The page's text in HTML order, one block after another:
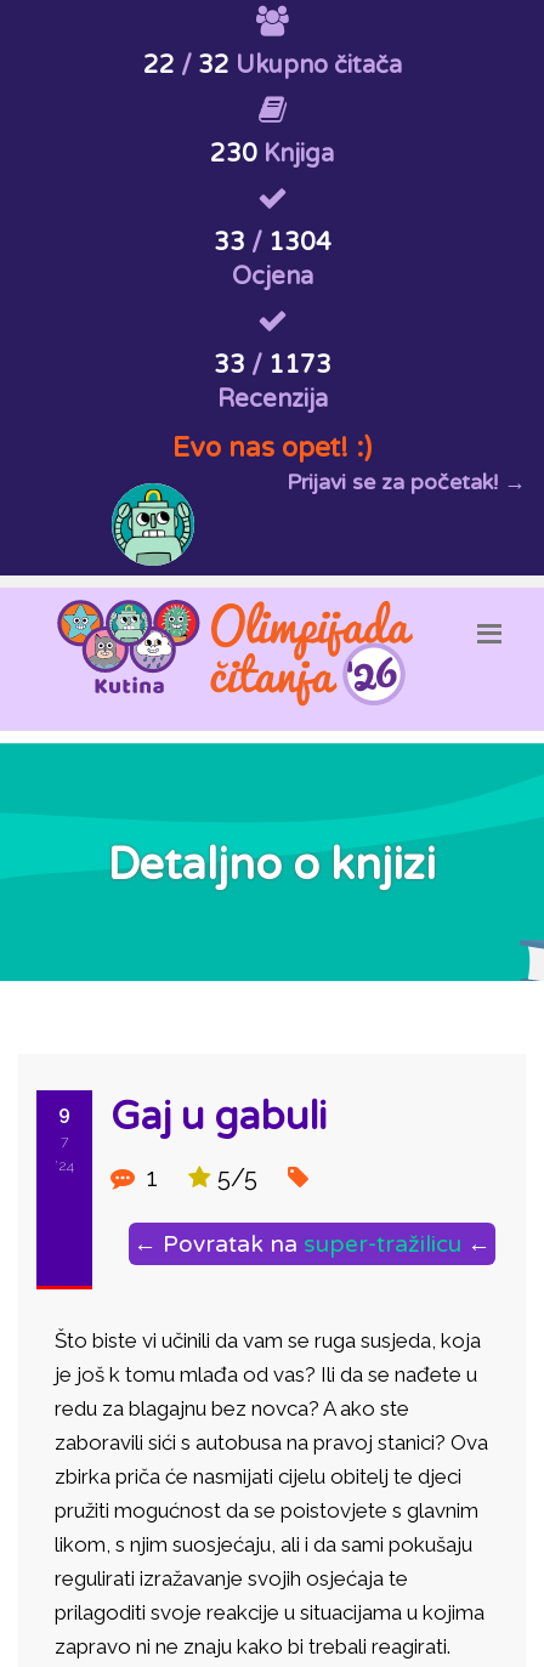
22 / 32 Ukupno čitača
230 Knjiga
33 / 1304
Ocjena
33 / 1173
Recenzija
Evo nas opet! :)
Prijavi se za početak! →
Detaljno o knjizi
9
7
'24
Gaj u gabuli
1 5/5
← Povratak na super-tražilicu ←
Što biste vi učinili da vam se ruga susjeda, koja
je još k tomu mlađa od vas? Ili da se nađete u
redu za blagajnu bez novca? A ako ste
zaboravili sići s autobusa na pravoj stanici? Ova
zbirka priča će nasmijati cijelu obitelj te djeci
pružiti mogućnost da se poistovjete s glavnim
likom, s njim suosjećaju, ali i da sami pokušaju
regulirati izražavanje svojih osjećaja te
prilagoditi svoje reakcije u situacijama u kojima
zapravo ni ne znaju kako bi trebali reagirati.